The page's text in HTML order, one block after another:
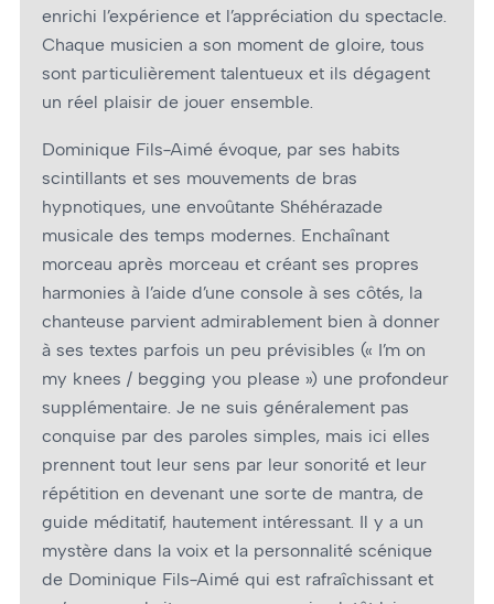
enrichi l’expérience et l’appréciation du spectacle.
Chaque musicien a son moment de gloire, tous
sont particulièrement talentueux et ils dégagent
un réel plaisir de jouer ensemble.
Dominique Fils-Aimé évoque, par ses habits
scintillants et ses mouvements de bras
hypnotiques, une envoûtante Shéhérazade
musicale des temps modernes. Enchaînant
morceau après morceau et créant ses propres
harmonies à l’aide d’une console à ses côtés, la
chanteuse parvient admirablement bien à donner
à ses textes parfois un peu prévisibles (« I’m on
my knees / begging you please ») une profondeur
supplémentaire. Je ne suis généralement pas
conquise par des paroles simples, mais ici elles
prennent tout leur sens par leur sonorité et leur
répétition en devenant une sorte de mantra, de
guide méditatif, hautement intéressant. Il y a un
mystère dans la voix et la personnalité scénique
de Dominique Fils-Aimé qui est rafraîchissant et